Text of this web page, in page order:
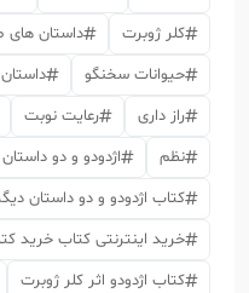
کلر ژوبرت
داستان های
حیوانات سخنگو
راز داری
رعایت نوبت
نظم
اژدودو و دو
کتاب اژدودو و دو داستان
خرید اینترنتی کتاب خرید
کتاب اژدودو اثر کلر ژوبرت